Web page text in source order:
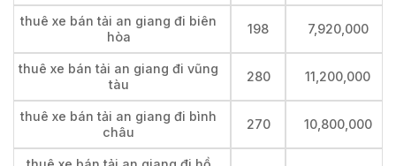
thuê xe bán tải an giang đi biên
hòa
198 7,920,000
thuê xe bán tải an giang đi vũng
tàu
280 11,200,000
thuê xe bán tải an giang đi bình
châu
270 10,800,000